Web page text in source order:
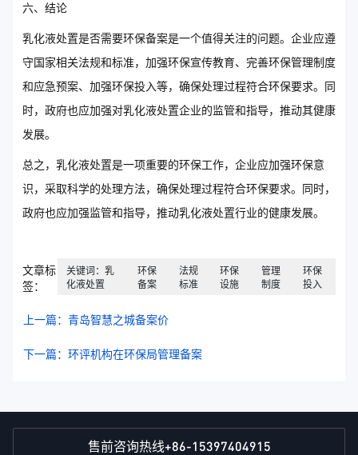
六、结论
乳化液处置是否需要环保备案是一个值得关注的问题。企业应遵
守国家相关法规和标准，加强环保宣传教育、完善环保管理制度
和应急预案、加强环保投入等，确保处理过程符合环保要求。同
时，政府也应加强对乳化液处置企业的监管和指导，推动其健康
发展。
总之，乳化液处置是一项重要的环保工作，企业应加强环保意
识，采取科学的处理方法，确保处理过程符合环保要求。同时，
政府也应加强监管和指导，推动乳化液处置行业的健康发展。
文章标
签：
关键词：乳
化液处置
环保
备案
法规
标准
环保
设施
管理
制度
环保
投入
上一篇：青岛智慧之城备案价
下一篇：环评机构在环保局管理备案
售前咨询热线+86-15397404915